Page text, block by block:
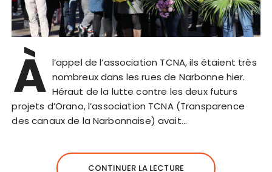
À l’appel de l’association TCNA, ils étaient très
nombreux dans les rues de Narbonne hier.
Héraut de la lutte contre les deux futurs
projets d’Orano, l’association TCNA (Transparence
des canaux de la Narbonnaise) avait…
CONTINUER LA LECTURE